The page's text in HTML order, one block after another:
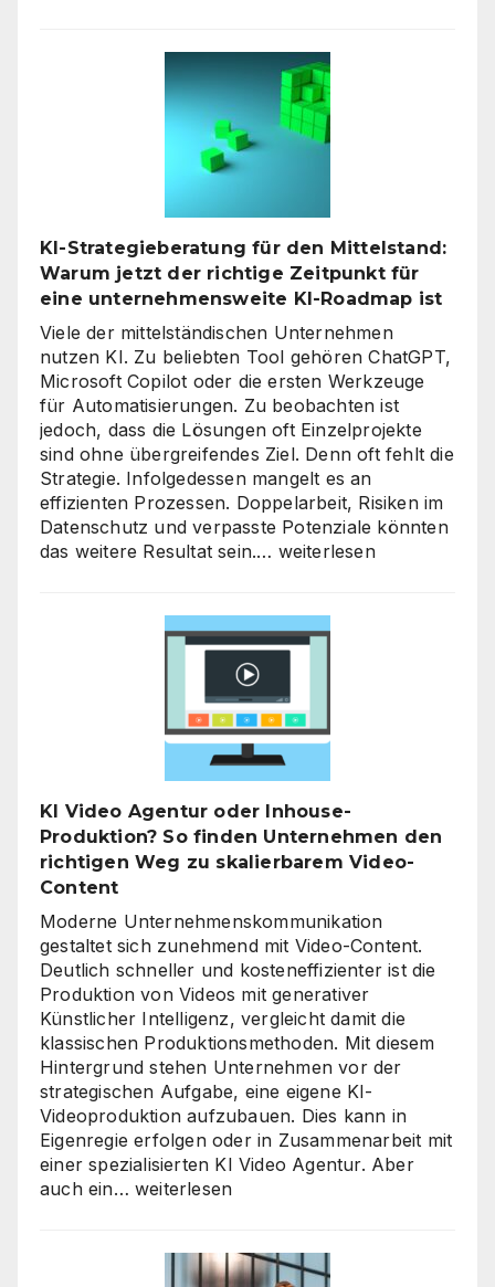
Wie
digitale
Assistenten
Level
heben
KI-Strategieberatung für den Mittelstand:
Warum jetzt der richtige Zeitpunkt für
eine unternehmensweite KI-Roadmap ist
Viele der mittelständischen Unternehmen
nutzen KI. Zu beliebten Tool gehören ChatGPT,
Microsoft Copilot oder die ersten Werkzeuge
für Automatisierungen. Zu beobachten ist
jedoch, dass die Lösungen oft Einzelprojekte
sind ohne übergreifendes Ziel. Denn oft fehlt die
Strategie. Infolgedessen mangelt es an
effizienten Prozessen. Doppelarbeit, Risiken im
Datenschutz und verpasste Potenziale könnten
das weitere Resultat sein.… KI-
den
Mittelstand:
jetzt
der
richtige
Zeitpunkt
eine
unternehmensweite
KI-
ist
weiterlesen
KI Video Agentur oder Inhouse-
Produktion? So finden Unternehmen den
richtigen Weg zu skalierbarem Video-
Content
Moderne Unternehmenskommunikation
gestaltet sich zunehmend mit Video-Content.
Deutlich schneller und kosteneffizienter ist die
Produktion von Videos mit generativer
Künstlicher Intelligenz, vergleicht damit die
klassischen Produktionsmethoden. Mit diesem
Hintergrund stehen Unternehmen vor der
strategischen Aufgabe, eine eigene KI-
Videoproduktion aufzubauen. Dies kann in
Eigenregie erfolgen oder in Zusammenarbeit mit
einer spezialisierten KI Video Agentur. Aber
auch ein… KI
oder
weiterlesen